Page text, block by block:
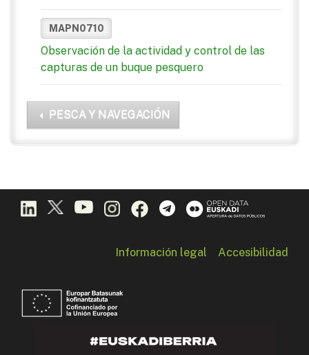
MAPN0710
Observación de la actividad y control de las
capturas de un buque pesquero
PESCA Y NAVEGACIÓN
Información legal Accesibilidad